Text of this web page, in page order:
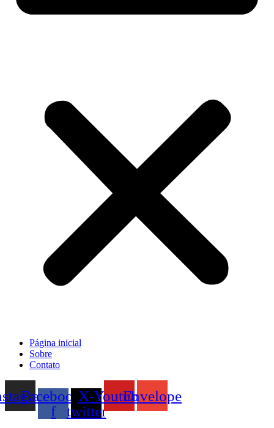
Página inicial
Sobre
Contato
Facebook-
f
X-
twitter
YoutubeEnvelope